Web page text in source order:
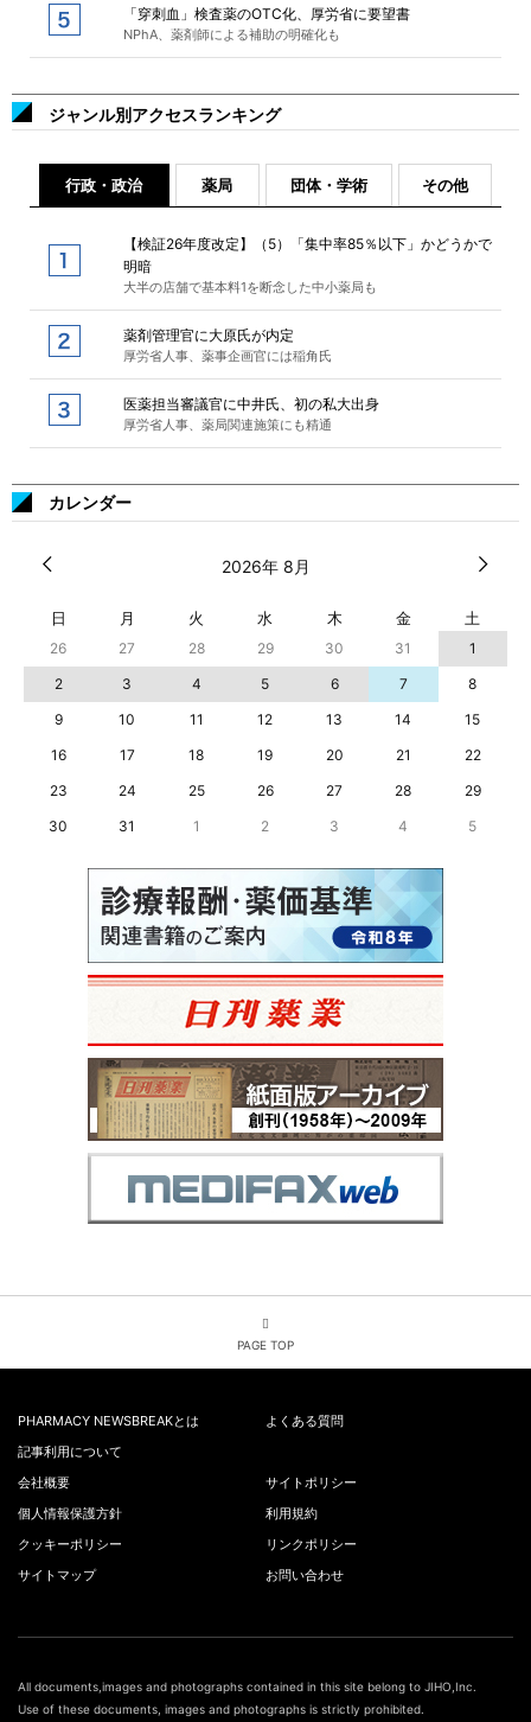
「穿刺血」検査薬のOTC化、厚労省に要望書
NPhA、薬剤師による補助の明確化も
ジャンル別アクセスランキング
行政・政治 薬局 団体・学術 その他
【検証26年度改定】（5）「集中率85％以下」かどうかで
明暗
大半の店舗で基本料1を断念した中小薬局も
薬剤管理官に大原氏が内定
厚労省人事、薬事企画官には稲角氏
医薬担当審議官に中井氏、初の私大出身
厚労省人事、薬局関連施策にも精通
カレンダー
2026年 8月
日 月 火 水 木 金 土
26 27 28 29 30 31
1
2
3 4 5 6 7
8
9
10 11 12 13 14
15
16
17 18 19 20 21
22
23
24 25 26 27 28
29
30
31 1 2 3 4 5
PAGE TOP
PHARMACY NEWSBREAKとは
よくある質問
記事利用について
会社概要
サイトポリシー
個人情報保護方針
利用規約
クッキーポリシー
リンクポリシー
サイトマップ
お問い合わせ
All documents,images and photographs contained in this site belong to JIHO,Inc.
Use of these documents, images and photographs is strictly prohibited.